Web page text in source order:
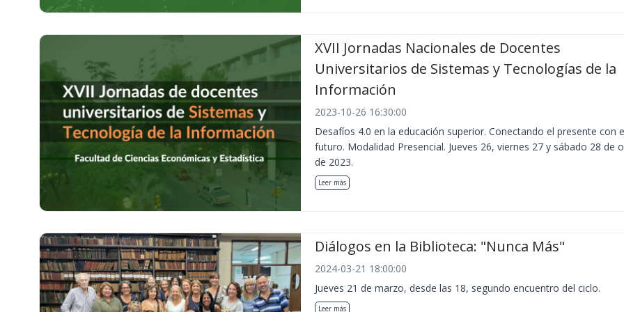
XVII Jornadas Nacionales de Docentes
Universitarios de Sistemas y Tecnologías de la
Información
2023-10-26 16:30:00
Desafíos 4.0 en la educación superior. Conectando el presente con
futuro. Modalidad Presencial. Jueves 26, viernes 27 y sábado 28 de
de 2023.
Leer más
Diálogos en la Biblioteca: "Nunca Más"
2024-03-21 18:00:00
Jueves 21 de marzo, desde las 18, segundo encuentro del ciclo.
Leer más